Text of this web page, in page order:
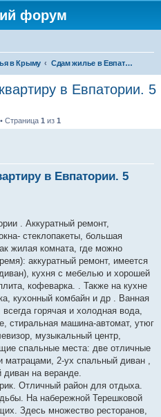
форум
в Крыму Сдам жилье в Евпатории, Саках
в Евпатории. 5
Страница 1 из 1
в Евпатории. 5
. Аккуратный ремонт,
стеклопакеты, большая
жилая комната, где можно
аккуратный ремонт, имеется
кухня с мебелью и хорошей
кофеварка. . Также на кухне
кухонный комбайн и др . Ванная
горячая и холодная вода,
стиральная машина-автомат, утюг
музыкальный центр,
спальные места: две отличные
матрацами, 2-ух спальный диван ,
диван на веранде.
Отличный район для отдыха.
На набережной Терешковой
Здесь множество ресторанов,